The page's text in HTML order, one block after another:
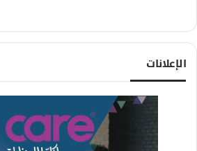
الإعلانات